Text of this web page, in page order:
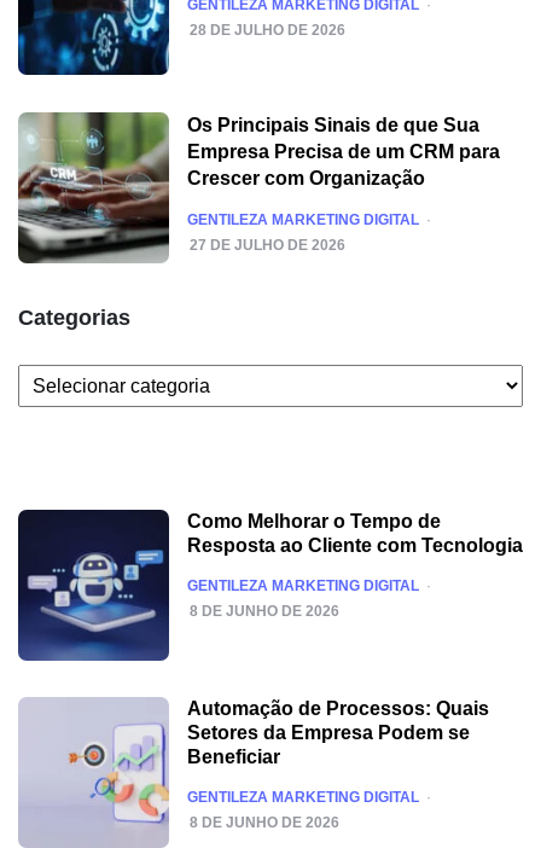
GENTILEZA MARKETING DIGITAL
28 DE JULHO DE 2026
Os Principais Sinais de que Sua
Empresa Precisa de um CRM para
Crescer com Organização
POSTED
GENTILEZA MARKETING DIGITAL
27 DE JULHO DE 2026
Categorias
Como Melhorar o Tempo de
Resposta ao Cliente com Tecnologia
POSTED
GENTILEZA MARKETING DIGITAL
8 DE JUNHO DE 2026
Automação de Processos: Quais
Setores da Empresa Podem se
Beneficiar
POSTED
GENTILEZA MARKETING DIGITAL
8 DE JUNHO DE 2026